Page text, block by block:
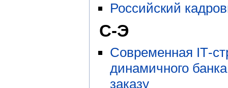
Российский
С-Э
Современная IТ-
динамичного
заказу